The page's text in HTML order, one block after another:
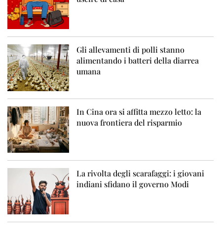
Gli allevamenti di polli stanno
alimentando i batteri della diarrea
umana
In Cina ora si affitta mezzo letto: la
nuova frontiera del risparmio
La rivolta degli scarafaggi: i giovani
indiani sfidano il governo Modi